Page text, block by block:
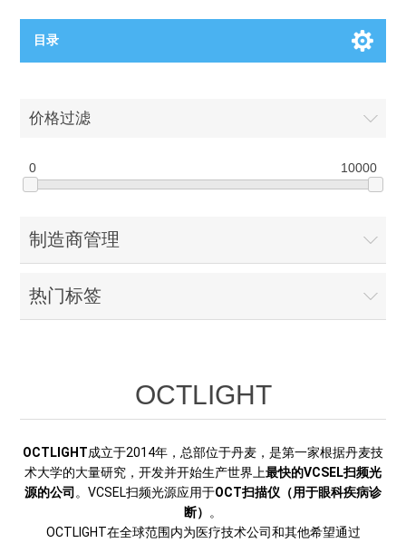
目录
OCT光源 扫频激光器
OCT 平衡探测器
OCT数据采集卡
OCT干涉仪单元
OCT扫描系统
TOPCON电池片研发解决方案
少子寿命测试仪
电阻率测试仪
椭偏仪（Ellipsometer）
离线 IV 测试仪
光能评价设备
半导体装备
等离子刻蚀设备
化学气相沉积设备
湿法设备
晶锭检测质量控制
GD-MS / ICP-MS
半导体设备用光源
耗材售后/维修/校准
价格过滤
0 10000
制造商管理
热门标签
OCTLIGHT
OCTLIGHT成立于2014年，总部位于丹麦，是第一家根据丹麦技
术大学的大量研究，开发并开始生产世界上最快的VCSEL扫频光
源的公司 。VCSEL扫频光源应用于OCT扫描仪（用于眼科疾病诊
断）
。
OCTLIGHT在全球范围内为医疗技术公司和其他希望通过